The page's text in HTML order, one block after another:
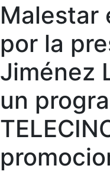
Malestar
por la
Jiménez
un